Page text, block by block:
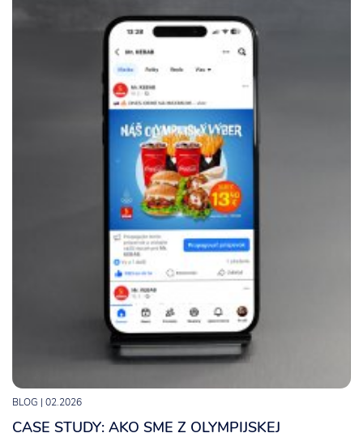
BLOG | 02.2026
CASE STUDY: AKO SME Z OLYMPIJSKEJ